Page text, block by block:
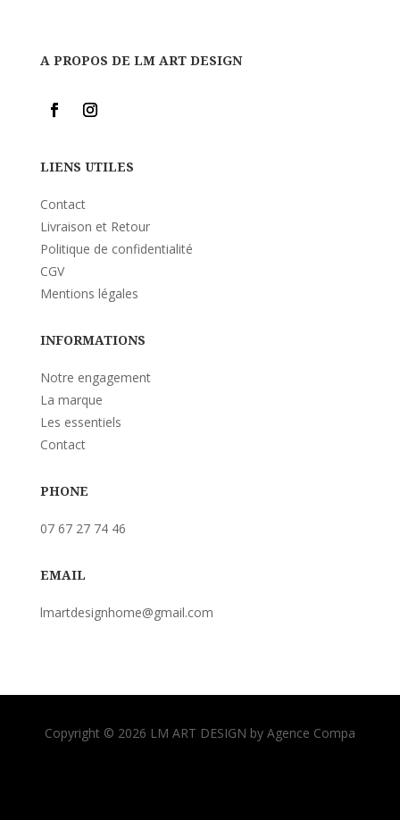
A PROPOS DE LM ART DESIGN
LIENS UTILES
Contact
Livraison et Retour
Politique de confidentialité
CGV
Mentions légales
INFORMATIONS
Notre engagement
La marque
Les essentiels
Contact
PHONE
07 67 27 74 46
EMAIL
lmartdesignhome@gmail.com
Copyright © 2026 LM ART DESIGN by Agence Compa